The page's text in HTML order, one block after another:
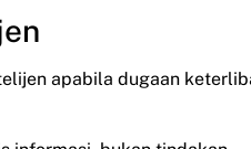
apabila dugaan